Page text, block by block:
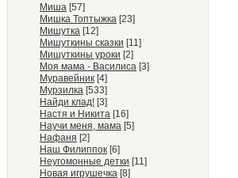
Миша [57]
Мишка Топтыжка [23]
Мишутка [12]
Мишуткины сказки [11]
Мишуткины уроки [2]
Моя мама - Василиса [3]
Муравейник [4]
Мурзилка [533]
Найди клад! [3]
Настя и Никита [16]
Научи меня, мама [5]
Нафаня [2]
Наш Филиппок [6]
Неугомонные детки [11]
Новая игрушечка [8]